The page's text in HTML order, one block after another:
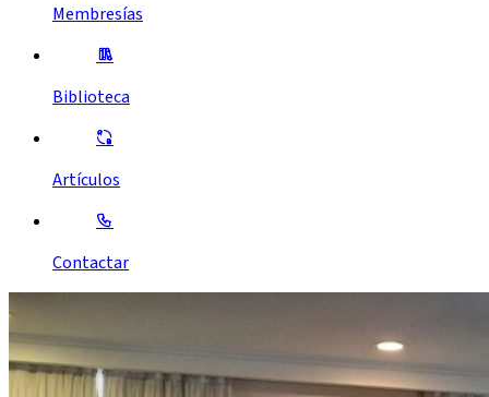
Membresías
Biblioteca
Artículos
Contactar